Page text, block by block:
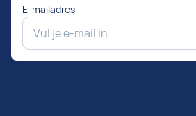
E-mailadres